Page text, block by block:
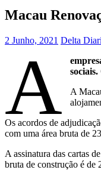
Macau
2 Junho, 2021 Delta
A
A
Os acordos de
com uma área bruta de
A assinatura das cartas
bruta de construção é de